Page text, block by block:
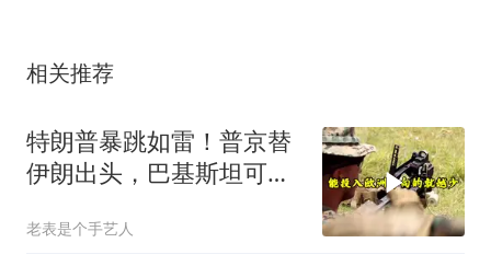
相关推荐
特朗普暴跳如雷！普京替
伊朗出头，巴基斯坦可能
老表是个手艺人